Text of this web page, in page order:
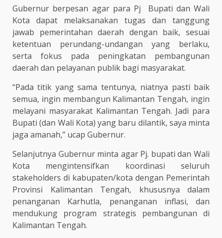
Gubernur berpesan agar para Pj Bupati dan Wali
Kota dapat melaksanakan tugas dan tanggung
jawab pemerintahan daerah dengan baik, sesuai
ketentuan perundang-undangan yang berlaku,
serta fokus pada peningkatan pembangunan
daerah dan pelayanan publik bagi masyarakat.
“Pada titik yang sama tentunya, niatnya pasti baik
semua, ingin membangun Kalimantan Tengah, ingin
melayani masyarakat Kalimantan Tengah. Jadi para
Bupati (dan Wali Kota) yang baru dilantik, saya minta
jaga amanah,” ucap Gubernur.
Selanjutnya Gubernur minta agar Pj. bupati dan Wali
Kota mengintensifkan koordinasi seluruh
stakeholders di kabupaten/kota dengan Pemerintah
Provinsi Kalimantan Tengah, khususnya dalam
penanganan Karhutla, penanganan inflasi, dan
mendukung program strategis pembangunan di
Kalimantan Tengah.